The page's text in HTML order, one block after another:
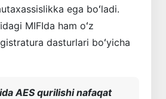
ega boʻladi.
MIFIda ham oʻz
dasturlari boʻyicha
AES qurilishi nafaqat